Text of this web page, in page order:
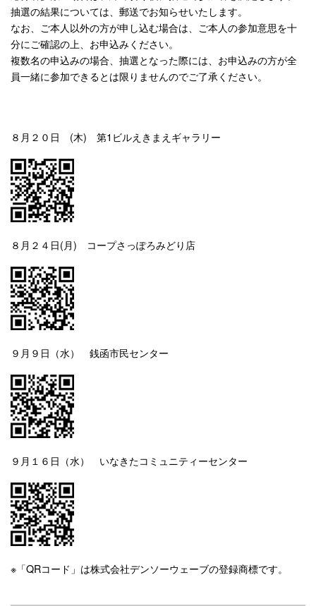
抽選の結果については、郵送でお知らせいたします。
なお、ご本人以外の方が申し込む場合は、ご本人の参加意思を十
分にご確認の上、お申込みください。
複数名の申込みの場合、抽選となった際には、お申込みの方が全
員一緒に参加できるとは限りませんのでご了承ください。
８月２０日 (木) 第1ビルえきまえギャラリー
８月２４日(月) コープさっぽろみどり店
９月９日（水） 銭函市民センター
９月１６日（水） いなきたコミュニティーセンター
※「QRコード」は株式会社デンソーウェーブの登録商標です。